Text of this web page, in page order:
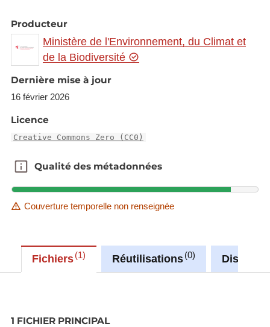
d'intérêt communautaire, de par leur rareté,
ou le rôle écologique primordial qu'ils
jouent (dont la liste est établie par l'annexe
I de la directive Habitats) ;
des espèces de faune et de flore d'intérêt
leur valeur symbolique, le rôle essentiel
qu'ils tiennent dans l'écosystème (et dont
directive Habitats).
Producteur
Ministère de l'Environnement, du Climat et
de la Biodiversité
Dernière mise à jour
16 février 2026
Licence
Creative Commons Zero (CC0)
Qualité des métadonnées
Qualité des métadonnées
Couverture temporelle non renseignée
Fichiers 1 Réutilisations 0
1 FICHIER PRINCIPAL